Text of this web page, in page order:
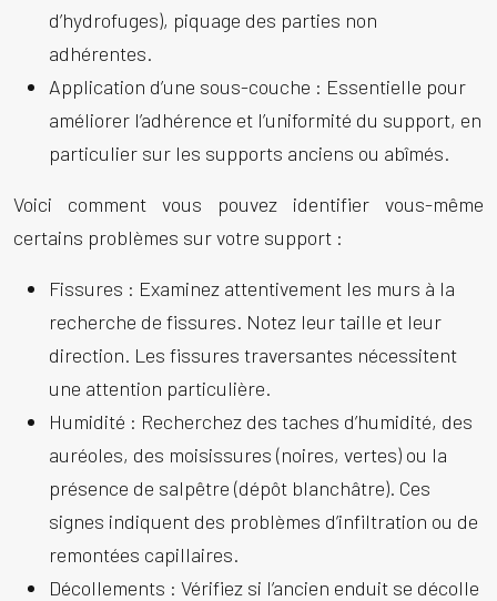
d’hydrofuges), piquage des parties non
adhérentes.
Application d’une sous-couche : Essentielle pour
améliorer l’adhérence et l’uniformité du support, en
particulier sur les supports anciens ou abîmés.
Voici comment vous pouvez identifier vous-même
certains problèmes sur votre support :
Fissures : Examinez attentivement les murs à la
recherche de fissures. Notez leur taille et leur
direction. Les fissures traversantes nécessitent
une attention particulière.
Humidité : Recherchez des taches d’humidité, des
auréoles, des moisissures (noires, vertes) ou la
présence de salpêtre (dépôt blanchâtre). Ces
signes indiquent des problèmes d’infiltration ou de
remontées capillaires.
Décollements : Vérifiez si l’ancien enduit se décolle